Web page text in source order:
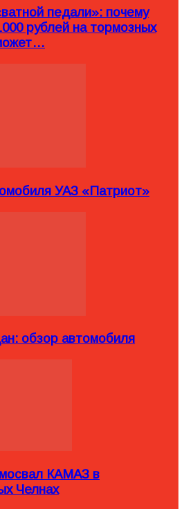
педали»: почему
рублей на тормозных
УАЗ «Патриот»
обзор автомобиля
КАМАЗ в
Челнах